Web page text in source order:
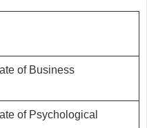
of Business
of Psychological